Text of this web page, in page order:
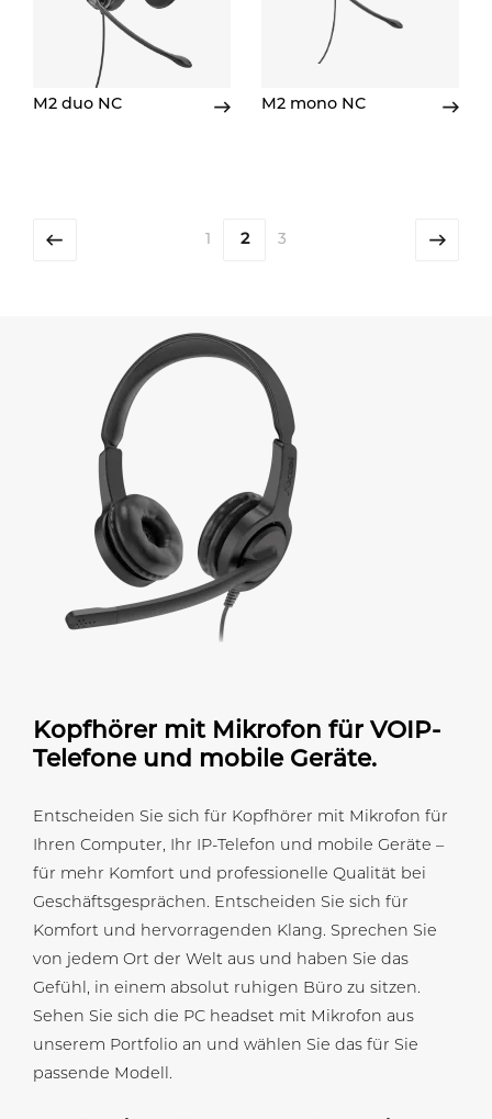
M2 duo NC M2 mono NC
2 3
Kopfhörer mit Mikrofon für VOIP-
Telefone und mobile Geräte.
Entscheiden Sie sich für Kopfhörer mit Mikrofon für
Ihren Computer, Ihr IP-Telefon und mobile Geräte –
für mehr Komfort und professionelle Qualität bei
Geschäftsgesprächen. Entscheiden Sie sich für
Komfort und hervorragenden Klang. Sprechen Sie
von jedem Ort der Welt aus und haben Sie das
Gefühl, in einem absolut ruhigen Büro zu sitzen.
Sehen Sie sich die PC headset mit Mikrofon aus
unserem Portfolio an und wählen Sie das für Sie
passende Modell.